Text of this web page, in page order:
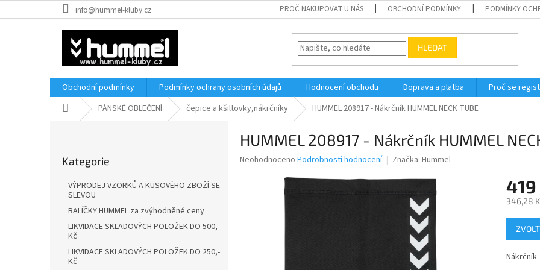
na
info@hummel-kluby.cz PROČ NAKUPOVAT U NÁS OBCHODNÍ PODMÍNKY PODMÍNKY
HLEDAT
Obchodní podmínky Podmínky ochrany osobních údajů Hodnocení obchodu Doprava a platba Proč se
Domů PÁNSKÉ OBLEČENÍ čepice a kšiltovky,nákrčníky HUMMEL 208917 - Nákrčník HUMMEL NECK TUBE
kategorie
Kategorie
VÝPRODEJ VZORKŮ A KUSOVÉHO ZBOŽÍ SE
SLEVOU
BALÍČKY HUMMEL za zvýhodněné ceny
LIKVIDACE SKLADOVÝCH POLOŽEK DO 500,-
Kč
LIKVIDACE SKLADOVÝCH POLOŽEK DO 250,-
Kč
HUMMEL 208917 - Nákrčník HUMMEL
Průměrné
Neohodnoceno Podrobnosti hodnocení Značka: Hummel
419
346,28
Měrná
cena:
Nákrčník